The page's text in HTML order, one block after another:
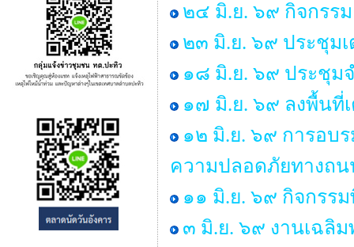
๒๔ มิ.ย. ๖๙ กิจกรร
๒๓ มิ.ย. ๖๙ ประชุม
๑๘ มิ.ย. ๖๙ ประชุม
๑๗ มิ.ย. ๖๙ ลงพื้นที่
๑๒ มิ.ย. ๖๙ การอบ
ความปลอดภัยทางถ
๑๑ มิ.ย. ๖๙ กิจกรร
๓ มิ.ย. ๖๙ งานเฉลิม